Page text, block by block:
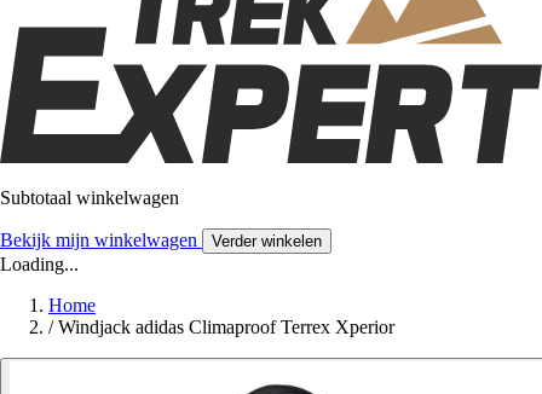
Subtotaal winkelwagen
Bekijk mijn winkelwagen Verder winkelen
Loading...
Home
/ Windjack adidas Climaproof Terrex Xperior